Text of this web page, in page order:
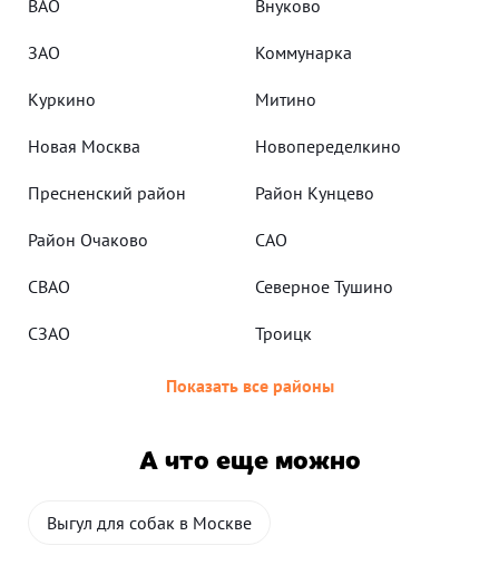
ВАО Внуково
ЗАО Коммунарка
Куркино Митино
Новая Москва Новопеределкино
Пресненский район Район Кунцево
Район Очаково САО
СВАО Северное Тушино
СЗАО Троицк
Показать все районы
А что еще можно
Выгул для собак в Москве